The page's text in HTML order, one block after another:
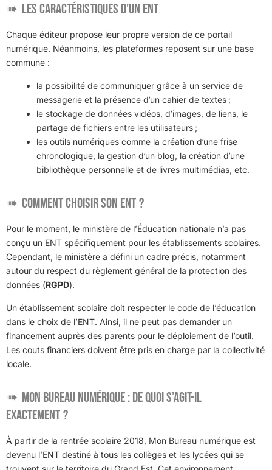
Les caractéristiques d’un ENT
Chaque éditeur propose leur propre version de ce portail
numérique. Néanmoins, les plateformes reposent sur une base
commune :
la possibilité de communiquer grâce à un service de
messagerie et la présence d’un cahier de textes ;
le stockage de données vidéos, d’images, de liens, le
partage de fichiers entre les utilisateurs ;
les outils numériques comme la création d’une frise
chronologique, la gestion d’un blog, la création d’une
bibliothèque personnelle et de livres multimédias, etc.
Comment choisir son ENT ?
Pour le moment, le ministère de l’Éducation nationale n’a pas
conçu un ENT spécifiquement pour les établissements scolaires.
Cependant, le ministère a défini un cadre précis, notamment
autour du respect du règlement général de la protection des
données (RGPD).
Un établissement scolaire doit respecter le code de l’éducation
dans le choix de l’ENT. Ainsi, il ne peut pas demander un
financement auprès des parents pour le déploiement de l’outil.
Les couts financiers doivent être pris en charge par la collectivité
locale.
Mon Bureau numérique : de quoi s’agit-il
exactement ?
À partir de la rentrée scolaire 2018, Mon Bureau numérique est
devenu l’ENT destiné à tous les collèges et les lycées qui se